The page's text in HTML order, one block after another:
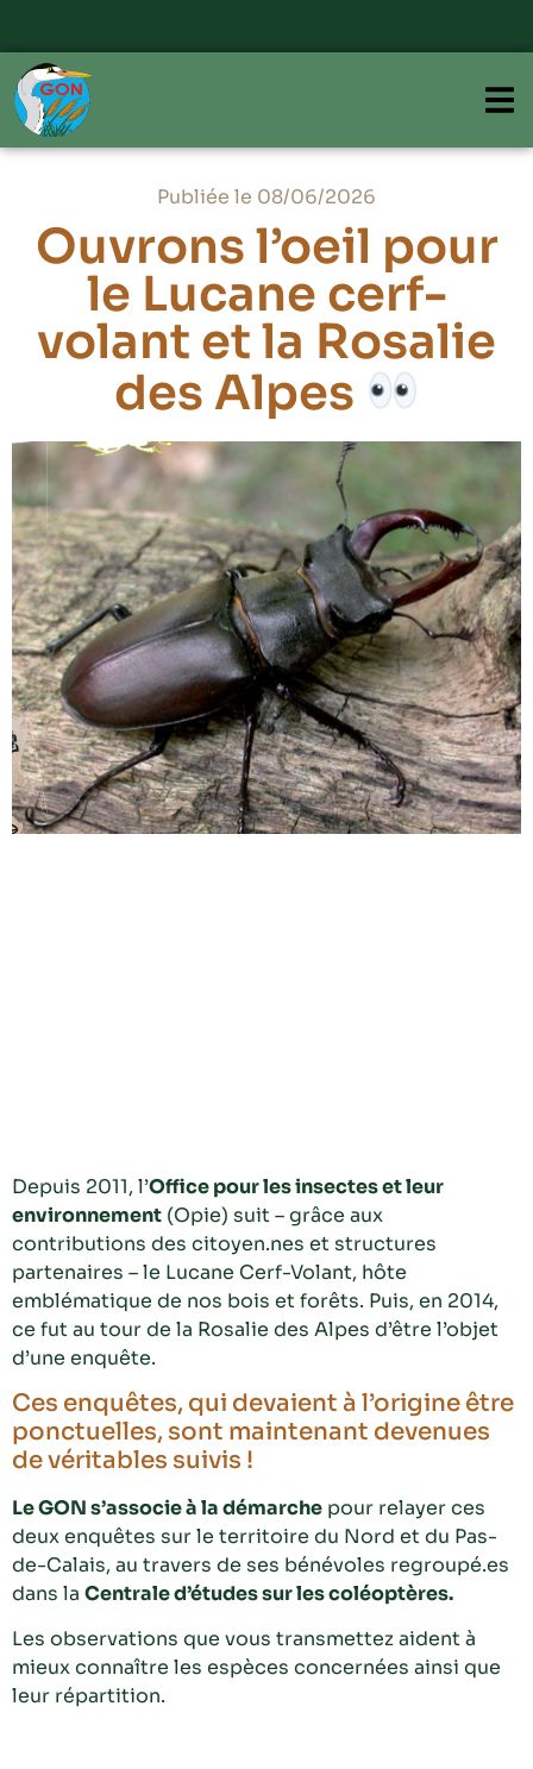
Publiée le 08/06/2026
Ouvrons l’oeil pour
le Lucane cerf-
volant et la Rosalie
des Alpes
Depuis 2011, l’Office pour les insectes et leur
environnement (Opie) suit – grâce aux
contributions des citoyen.nes et structures
partenaires – le Lucane Cerf-Volant, hôte
emblématique de nos bois et forêts. Puis, en 2014,
ce fut au tour de la Rosalie des Alpes d’être l’objet
d’une enquête.
Ces enquêtes, qui devaient à l’origine être
ponctuelles, sont maintenant devenues
de véritables suivis !
Le GON s’associe à la démarche pour relayer ces
deux enquêtes sur le territoire du Nord et du Pas-
de-Calais, au travers de ses bénévoles regroupé.es
dans la Centrale d’études sur les coléoptères.
Les observations que vous transmettez aident à
mieux connaître les espèces concernées ainsi que
leur répartition.